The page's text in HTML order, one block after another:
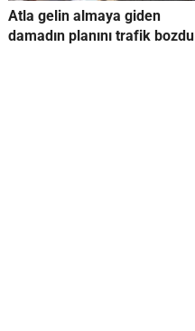
Atla gelin almaya giden
damadın planını trafik bozdu